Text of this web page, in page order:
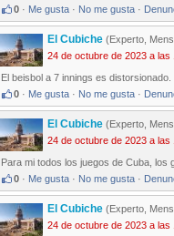
0 · Me gusta · No me gusta ·
El Cubiche (Experto,
24 de octubre de 2023 a las
El beisbol a 7 innings es
0 · Me gusta · No me gusta ·
El Cubiche (Experto,
24 de octubre de 2023 a las
Para mi todos los juegos de Cuba, los
0 · Me gusta · No me gusta ·
El Cubiche (Experto,
24 de octubre de 2023 a las